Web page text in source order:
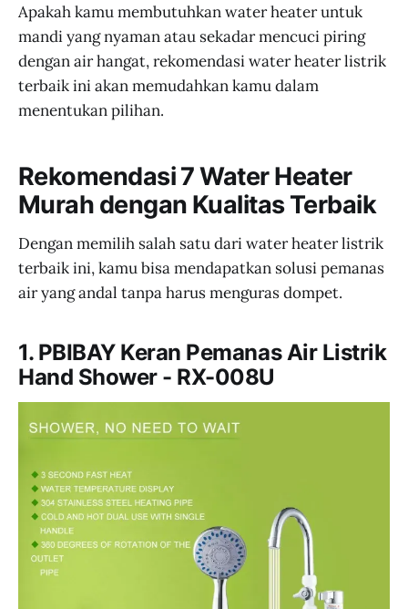
Apakah kamu membutuhkan water heater untuk
mandi yang nyaman atau sekadar mencuci piring
dengan air hangat, rekomendasi water heater listrik
terbaik ini akan memudahkan kamu dalam
menentukan pilihan.
Rekomendasi 7 Water Heater
Murah dengan Kualitas Terbaik
Dengan memilih salah satu dari water heater listrik
terbaik ini, kamu bisa mendapatkan solusi pemanas
air yang andal tanpa harus menguras dompet.
1. PBIBAY Keran Pemanas Air Listrik
Hand Shower - RX-008U